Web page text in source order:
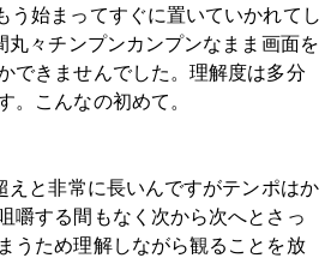
う始まってすぐに置いていかれてし
丸々チンプンカンプンなまま画面を
できませんでした。理解度は多分
。こんなの初めて。
えと非常に長いんですがテンポはか
嚼する間もなく次から次へとさっ
うため理解しながら観ることを放